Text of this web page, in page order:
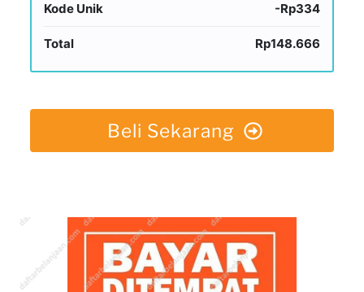
Kode Unik -Rp334
Total Rp148.666
Beli Sekarang